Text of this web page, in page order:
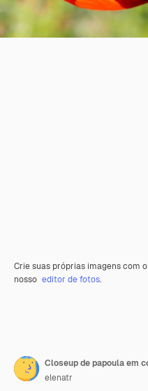
Crie suas próprias imagens com o
nosso editor de fotos.
elenatr